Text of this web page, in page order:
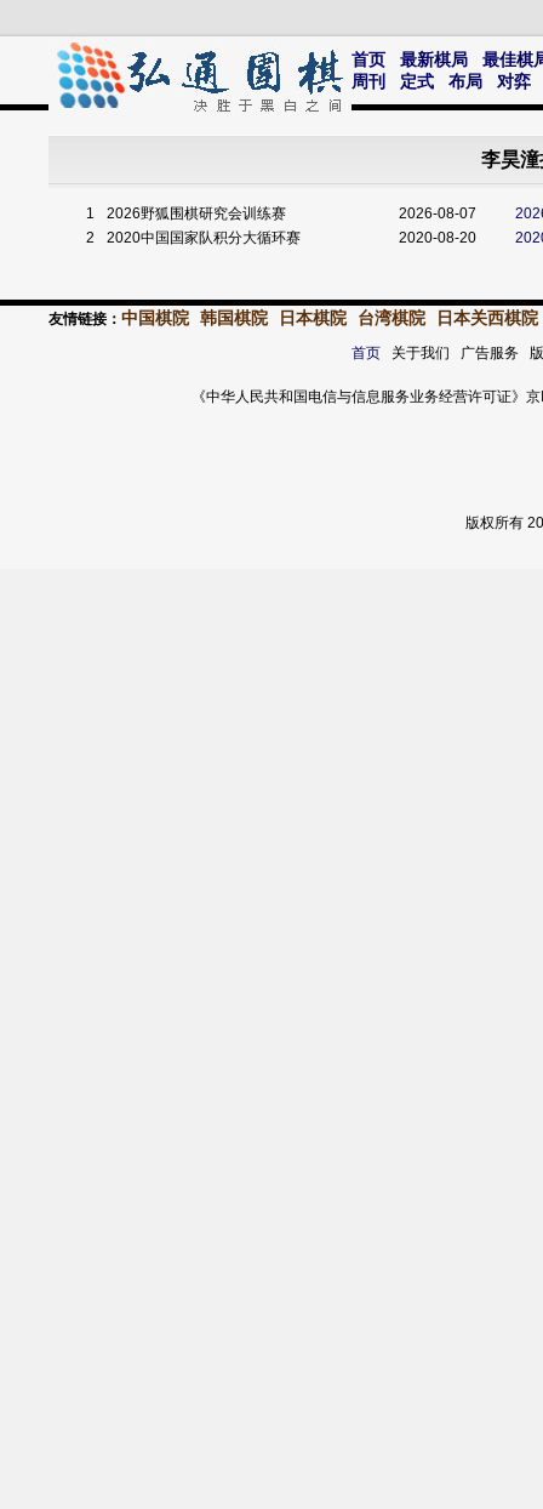
首页 最新棋局
最佳棋
周刊
定式 布局 对弈
李昊
1 2026野狐围棋研究会训练赛 2026-08-07
2
2020中国国家队积分大循环赛 2020-08-20
友情链接： 中国棋院 韩国棋院 日本棋院 台湾棋院 日本关西棋院
首页关于我们 广告服务
《中华人民共和国电信与信息服务业务经营许可证
版权所有